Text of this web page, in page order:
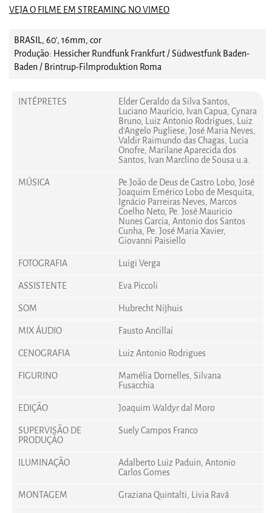
VEJA O FILME EM STREAMING NO VIMEO
BRASIL, 60', 16mm, cor
Produção: Hessicher Rundfunk Frankfurt / Südwestfunk Baden-
Baden / Brintrup-Filmproduktion Roma
INTÉPRETES
Elder Geraldo da Silva Santos,
Luciano Mauricio, Ivan Capua, Cynara
Bruno, Luiz Antonio Rodrigues, Luiz
d'Angelo Pugliese, José Maria Neves,
Valdir Raimundo das Chagas, Lucia
Onofre, Marilane Aparecida dos
Santos, Ivan Marclino de Sousa u.a.
MÚSICA
Pe.João de Deus de Castro Lobo, José
Joaquim Emérico Lobo de Mesquita,
Ignácio Parreiras Neves, Marcos
Coelho Neto, Pe. José Mauricio
Nunes Garcia, Antonio dos Santos
Cunha, Pe. José Maria Xavier,
Giovanni Paisiello
FOTOGRAFIA
Luigi Verga
ASSISTENTE
Eva Piccoli
SOM
Hubrecht Nijhuis
MIX ÁUDIO
Fausto Ancillai
CENOGRAFIA
Luiz Antonio Rodrigues
FIGURINO
Mamélia Dornelles, Silvana
Fusacchia
EDIÇÃO
Joaquim Waldyr dal Moro
SUPERVISÃO DE
PRODUÇÃO
Suely Campos Franco
ILUMINAÇÃO
Adalberto Luiz Paduin, Antonio
Carlos Gomes
MONTAGEM
Graziana Quintalti, Livia Ravá